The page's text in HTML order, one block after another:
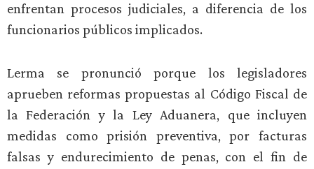
enfrentan procesos judiciales, a diferencia de los
funcionarios públicos implicados.
Lerma se pronunció porque los legisladores
aprueben reformas propuestas al Código Fiscal de
la Federación y la Ley Aduanera, que incluyen
medidas como prisión preventiva, por facturas
falsas y endurecimiento de penas, con el fin de